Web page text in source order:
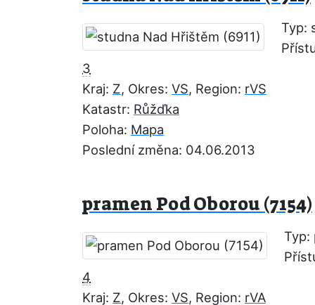
Typ:
3
Kraj: Z, Okres: VS, Region: rVS
Katastr: Růžďka
Poloha: Mapa
Poslední změna: 04.06.2013
pramen Pod Oborou (7154)
Typ:
4
Kraj: Z, Okres: VS, Region: rVA